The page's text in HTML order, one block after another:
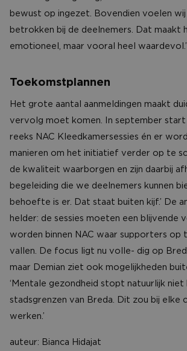
bewust op ingezet. Bovendien voelen
betrokken bij de deelnemers. Dat maakt
emotioneel, maar vooral heel waardevol.’
Toekomstplannen
Het grote aantal aanmeldingen maakt
vervolg moet komen. In september
reeks NAC Kleedkamersessies én er
manieren om het initiatief verder op te
de kwaliteit waarborgen en zijn daarbij
begeleiding die we deelnemers kunnen
behoefte is er. Dat staat buiten kijf.’ De
helder: de sessies moeten een blijvende
worden binnen NAC waar supporters op
vallen. De focus ligt nu volle- dig op
maar Demian ziet ook mogelijkheden
‘Mentale gezondheid stopt natuurlijk niet
stadsgrenzen van Breda. Dit zou bij elke
werken.’
auteur: Bianca Hidajat